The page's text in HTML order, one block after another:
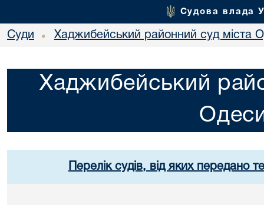
Судова влада
Суди • Хаджибейський районний суд міста
Хаджибейський
Перелік судів, від яких передано